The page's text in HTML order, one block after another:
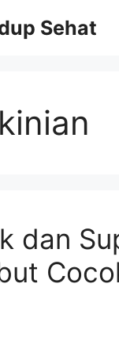
Sehat
dan